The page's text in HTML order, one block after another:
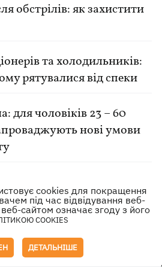
обстрілів: як захистити
та холодильників:
рятувалися від спеки
для чоловіків 23 – 60
нові умови
Автори
cookies для покращення
під час відвідування веб-
сайтом означає згоду з його
COOKIES
ДЕТАЛЬНІШЕ